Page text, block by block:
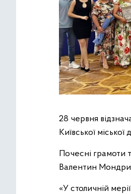
28 червня
Київської
Почесні грамоти
Валентин
«У столичній